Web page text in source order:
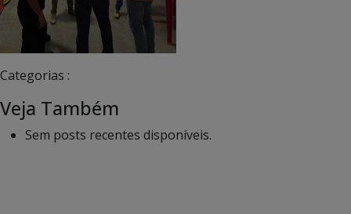
Categorias :
Veja Também
Sem posts recentes disponíveis.